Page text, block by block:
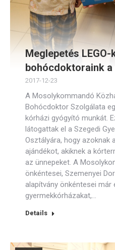
Meglepetés
bohócdoktoraink
2017-12-23
A Mosolykommandó
Bohócdoktor Szolgálata
kórházi gyógyító munkát.
látogattak el a Szegedi
Osztályára, hogy azoknak
ajándékot, akiknek a
az ünnepeket. A
önkéntesei, Szemenyei
alapítvány önkéntesei már
gyermekkórházakat,…
Details